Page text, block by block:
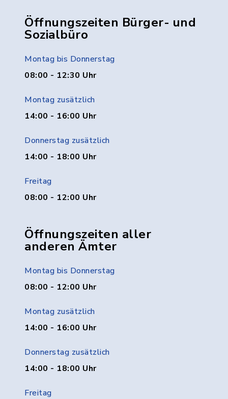
Öffnungszeiten Bürger- und
Sozialbüro
Montag bis Donnerstag
08:00 - 12:30 Uhr
Montag zusätzlich
14:00 - 16:00 Uhr
Donnerstag zusätzlich
14:00 - 18:00 Uhr
Freitag
08:00 - 12:00 Uhr
Öffnungszeiten aller
anderen Ämter
Montag bis Donnerstag
08:00 - 12:00 Uhr
Montag zusätzlich
14:00 - 16:00 Uhr
Donnerstag zusätzlich
14:00 - 18:00 Uhr
Freitag